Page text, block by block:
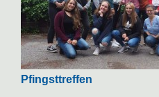
Pfingsttreffen